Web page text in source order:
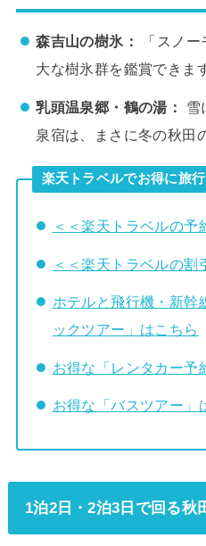
森吉山の樹氷：
「スノ
大な樹氷群を鑑賞できま
乳頭温泉郷・鶴の湯：
雪
泉宿は、まさに冬の秋田
楽天トラベルでお得に旅行
＜＜楽天トラベルの予
＜＜楽天トラベルの割
ホテルと飛行機・新幹
ックツアー」はこちら
お得な「レンタカー予
お得な「バスツアー」
1泊2日・2泊3日で回る秋